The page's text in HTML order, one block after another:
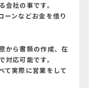
社の事です。
ーンなどお金を借り
から書類の作成、在
応可能です。
て実際に営業をして